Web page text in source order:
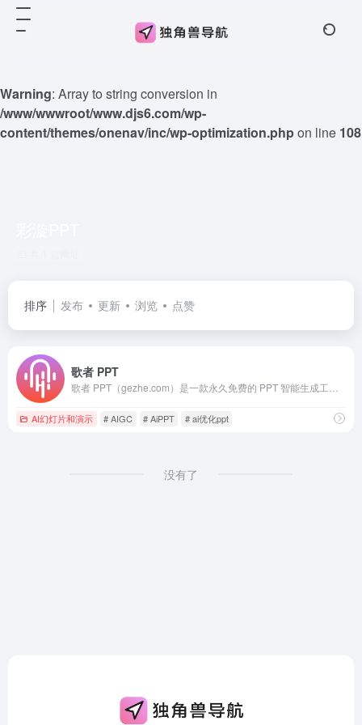
Warning: Array to string conversion in
/www/wwwroot/www.djs6.com/wp-
content/themes/onenav/inc/wp-optimization.phpon line 108
排序 发布 更新 浏览 点赞
歌者 PPT
AI幻灯片和演示 # AIGC # AiPPT # ai优化ppt
没有了